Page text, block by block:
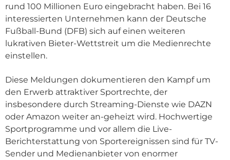
rund 100 Millionen Euro eingebracht haben. Bei 16
interessierten Unternehmen kann der Deutsche
Fußball-Bund (DFB) sich auf einen weiteren
lukrativen Bieter-Wettstreit um die Medienrechte
einstellen.
Diese Meldungen dokumentieren den Kampf um
den Erwerb attraktiver Sportrechte, der
insbesondere durch Streaming-Dienste wie DAZN
oder Amazon weiter an-geheizt wird. Hochwertige
Sportprogramme und vor allem die Live-
Berichterstattung von Sportereignissen sind für TV-
Sender und Medienanbieter von enormer